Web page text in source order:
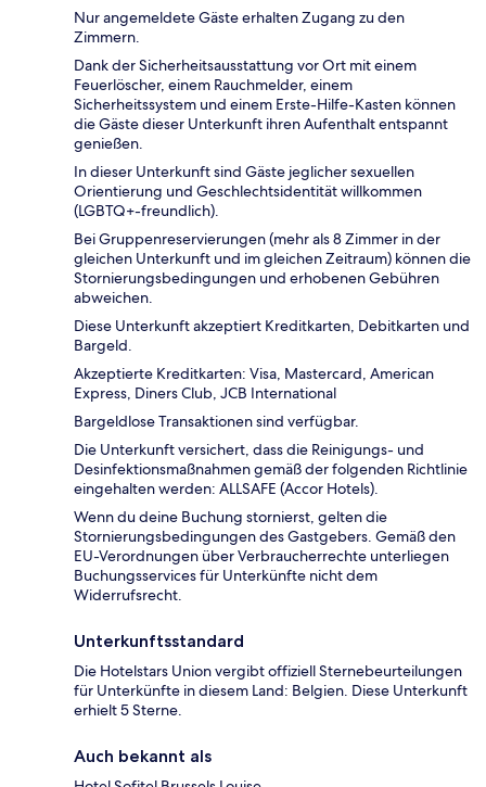
Nur angemeldete Gäste erhalten Zugang zu den
Zimmern.
Dank der Sicherheitsausstattung vor Ort mit einem
Feuerlöscher, einem Rauchmelder, einem
Sicherheitssystem und einem Erste-Hilfe-Kasten können
die Gäste dieser Unterkunft ihren Aufenthalt entspannt
genießen.
In dieser Unterkunft sind Gäste jeglicher sexuellen
Orientierung und Geschlechtsidentität willkommen
(LGBTQ+-freundlich).
Bei Gruppenreservierungen (mehr als 8 Zimmer in der
gleichen Unterkunft und im gleichen Zeitraum) können die
Stornierungsbedingungen und erhobenen Gebühren
abweichen.
Diese Unterkunft akzeptiert Kreditkarten, Debitkarten und
Bargeld.
Akzeptierte Kreditkarten: Visa, Mastercard, American
Express, Diners Club, JCB International
Bargeldlose Transaktionen sind verfügbar.
Die Unterkunft versichert, dass die Reinigungs- und
Desinfektionsmaßnahmen gemäß der folgenden Richtlinie
eingehalten werden: ALLSAFE (Accor Hotels).
Wenn du deine Buchung stornierst, gelten die
Stornierungsbedingungen des Gastgebers. Gemäß den
EU-Verordnungen über Verbraucherrechte unterliegen
Buchungsservices für Unterkünfte nicht dem
Widerrufsrecht.
Unterkunftsstandard
Die Hotelstars Union vergibt offiziell Sternebeurteilungen
für Unterkünfte in diesem Land: Belgien. Diese Unterkunft
erhielt 5 Sterne.
Auch bekannt als